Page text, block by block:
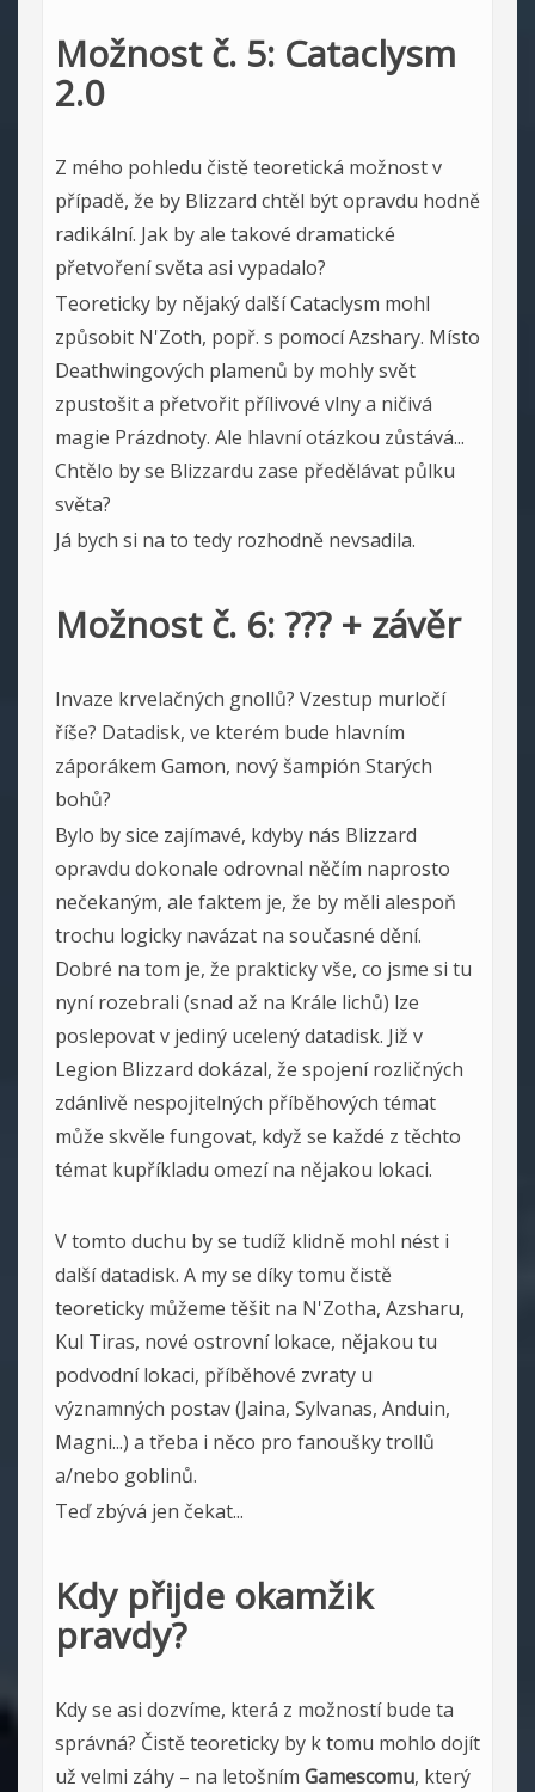
Možnost č. 5: Cataclysm
2.0
Z mého pohledu čistě teoretická možnost v
případě, že by Blizzard chtěl být opravdu hodně
radikální. Jak by ale takové dramatické
přetvoření světa asi vypadalo?
Teoreticky by nějaký další Cataclysm mohl
způsobit N'Zoth, popř. s pomocí Azshary. Místo
Deathwingových plamenů by mohly svět
zpustošit a přetvořit přílivové vlny a ničivá
magie Prázdnoty. Ale hlavní otázkou zůstává...
Chtělo by se Blizzardu zase předělávat půlku
světa?
Já bych si na to tedy rozhodně nevsadila.
Možnost č. 6: ??? + závěr
Invaze krvelačných gnollů? Vzestup murločí
říše? Datadisk, ve kterém bude hlavním
záporákem Gamon, nový šampión Starých
bohů?
Bylo by sice zajímavé, kdyby nás Blizzard
opravdu dokonale odrovnal něčím naprosto
nečekaným, ale faktem je, že by měli alespoň
trochu logicky navázat na současné dění.
Dobré na tom je, že prakticky vše, co jsme si tu
nyní rozebrali (snad až na Krále lichů) lze
poslepovat v jediný ucelený datadisk. Již v
Legion Blizzard dokázal, že spojení rozličných
zdánlivě nespojitelných příběhových témat
může skvěle fungovat, když se každé z těchto
témat kupříkladu omezí na nějakou lokaci.
V tomto duchu by se tudíž klidně mohl nést i
další datadisk. A my se díky tomu čistě
teoreticky můžeme těšit na N'Zotha, Azsharu,
Kul Tiras, nové ostrovní lokace, nějakou tu
podvodní lokaci, příběhové zvraty u
významných postav (Jaina, Sylvanas, Anduin,
Magni...) a třeba i něco pro fanoušky trollů
a/nebo goblinů.
Teď zbývá jen čekat...
Kdy přijde okamžik
pravdy?
Kdy se asi dozvíme, která z možností bude ta
správná? Čistě teoreticky by k tomu mohlo dojít
už velmi záhy – na letošním Gamescomu, který